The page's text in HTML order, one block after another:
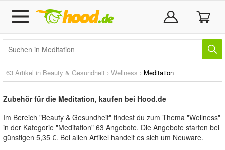
63 Artikel in Beauty & Gesundheit › Wellness › Meditation
Zubehör für die Meditation, kaufen bei Hood.de
Im Bereich "Beauty & Gesundheit" findest du zum Thema "Wellness"
in der Kategorie "Meditation" 63 Angebote. Die Angebote starten bei
günstigen 5,35 €. Bei allen Artikel handelt es sich um Neuware.